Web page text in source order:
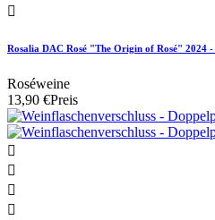

Rosalia DAC Rosé "The Origin of Rosé" 2024 -
Roséweine
13,90 €Preis



